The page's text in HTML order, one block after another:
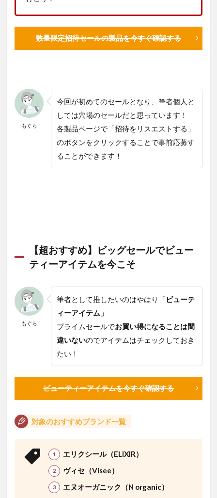
数量限定招待セールの製品を今すぐ確認する
もぐら
今回が初めてのセールとなり、筆者個人と
しては穴場のセールだと思っています！
各製品ページで「招待をリスエストする」
のボタンをクリックすることで事前応募す
ることができます！
【超おすすめ】ビッグセールでビュー
ティーアイテムを今こそ
もぐら
筆者として推したいのはやはり
「ビューテ
ィーアイテム」
プライムセールでお買い得になることは間
違いないのでアイテムはチェックしておき
たい！
ビューティーアイテムを今すぐ確認する
対象のおすすめブランド一覧
エリクシール（ELIXIR）
ヴィセ（Visee）
エヌオーガニック（N organic）